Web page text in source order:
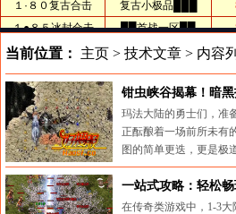
当前位置： 主页 > 技术文章 > 内容
钳虫峡谷揭幕！暗
玛法大陆的勇士们，准
正酝酿着一场前所未有
图的简单更迭，更是极
来源：传奇搜服网 时间
一站式攻略：轻松
在传奇类游戏中，1-3